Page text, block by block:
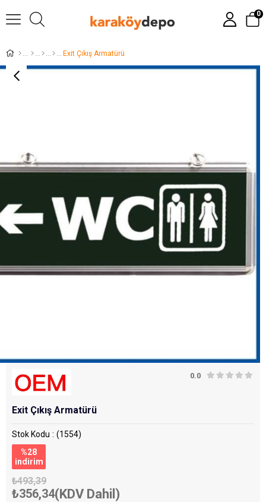
0
Exit Çıkış Armatürü
0.0
Exit Çıkış Armatürü
Stok Kodu
(1554)
%28
i̇ndirim
₺493,39
₺356,34(KDV Dahil)